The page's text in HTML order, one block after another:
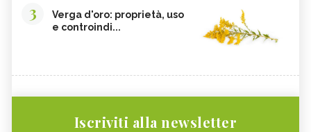
3
Verga d'oro: proprietà, uso
e controindi...
Iscriviti alla newsletter